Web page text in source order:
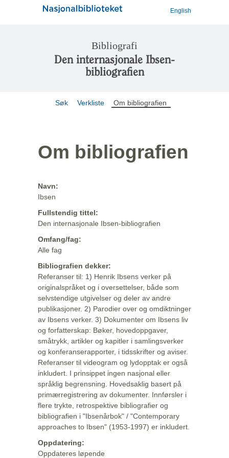
English
Bibliografi
Den internasjonale Ibsen-
bibliografien
Søk Verkliste Om bibliografien
Om bibliografien
Navn:
Ibsen
Fullstendig tittel:
Den internasjonale Ibsen-bibliografien
Omfang/fag:
Alle fag
Bibliografien dekker:
Referanser til: 1) Henrik Ibsens verker på
originalspråket og i oversettelser, både som
selvstendige utgivelser og deler av andre
publikasjoner. 2) Parodier over og omdiktninger
av Ibsens verker. 3) Dokumenter om Ibsens liv
og forfatterskap: Bøker, hovedoppgaver,
småtrykk, artikler og kapitler i samlingsverker
og konferanserapporter, i tidsskrifter og aviser.
Referanser til videogram og lydopptak er også
inkludert. I prinsippet ingen nasjonal eller
språklig begrensning. Hovedsaklig basert på
primærregistrering av dokumenter. Innførsler i
flere trykte, retrospektive bibliografier og
bibliografien i "Ibsenårbok" / "Contemporary
approaches to Ibsen" (1953-1997) er inkludert.
Oppdatering:
Oppdateres løpende